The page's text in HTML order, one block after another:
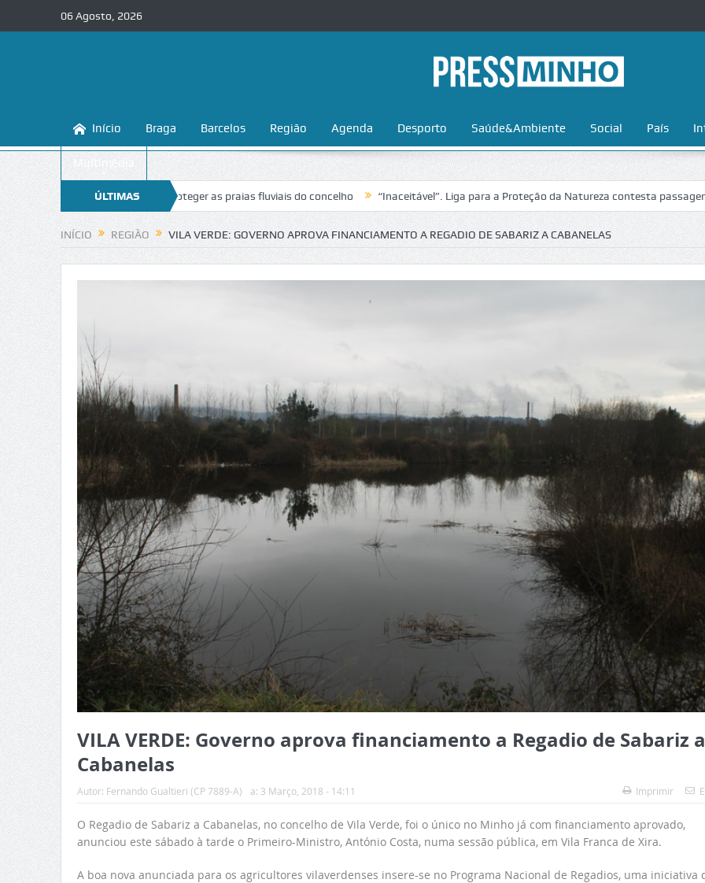
06 Agosto, 2026
Início Braga Barcelos Região Agenda Desporto Saúde&Ambiente Social País
Multimédia
ÚLTIMAS
NOTÍCIAS
ensina a conhecer e proteger as praias fluviais do concelho “Inaceitável”. Liga para a Proteção da Natureza contesta passagem da Volta
INÍCIO REGIÃO VILA VERDE: GOVERNO APROVA FINANCIAMENTO A REGADIO DE SABARIZ A CABANELAS
VILA VERDE: Governo aprova financiamento a Regadio de Sabariz a
Cabanelas
Autor: Fernando Gualtieri (CP 7889-A) a: 3 Março, 2018 - 14:11 Imprimir
O Regadio de Sabariz a Cabanelas, no concelho de Vila Verde, foi o único no Minho já com financiamento aprovado,
anunciou este sábado à tarde o Primeiro-Ministro, António Costa, numa sessão pública, em Vila Franca de Xira.
A boa nova anunciada para os agricultores vilaverdenses insere-se no Programa Nacional de Regadios, uma iniciativa